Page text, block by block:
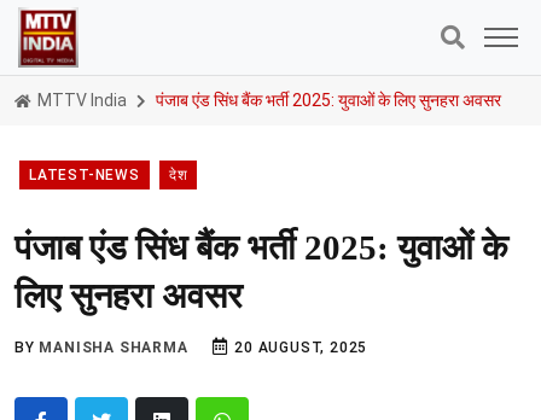
MTTV India पंजाब एंड सिंध बैंक भर्ती 2025: युवाओं के लिए सुनहरा अवसर
LATEST-NEWS देश
पंजाब एंड सिंध बैंक भर्ती 2025: युवाओं के
लिए सुनहरा अवसर
BY MANISHA SHARMA 20 AUGUST, 2025